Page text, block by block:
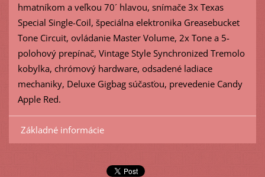
hmatníkom a veľkou 70´ hlavou, snímače 3x Texas
Special Single-Coil, špeciálna elektronika Greasebucket
Tone Circuit, ovládanie Master Volume, 2x Tone a 5-
polohový prepínač, Vintage Style Synchronized Tremolo
kobylka, chrómový hardware, odsadené ladiace
mechaniky, Deluxe Gigbag súčasťou, prevedenie Candy
Apple Red.
Základné informácie